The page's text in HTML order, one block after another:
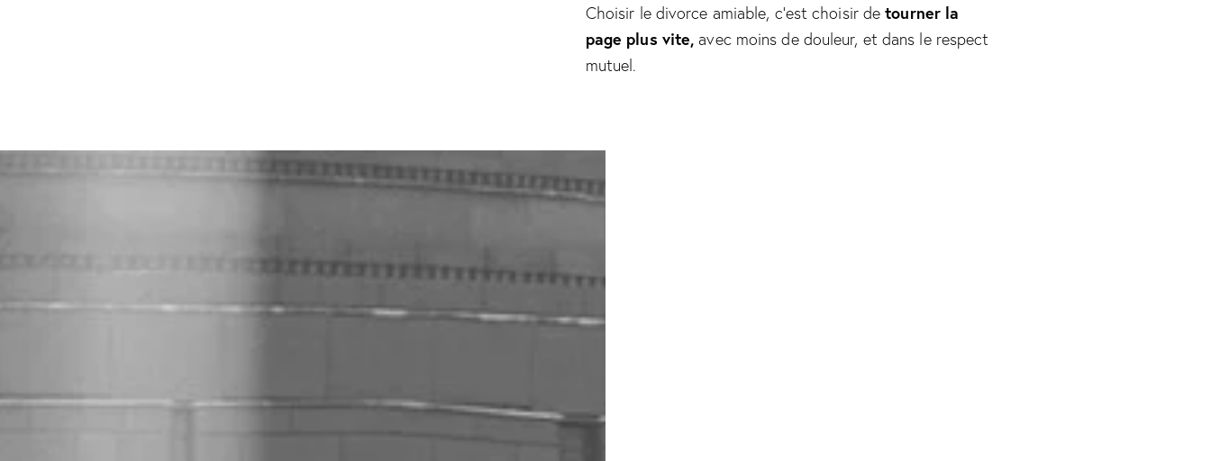
Choisir le divorce amiable, c’est choisir detourner la
page plus vite, avec moins de douleur, et dans le respect
mutuel.